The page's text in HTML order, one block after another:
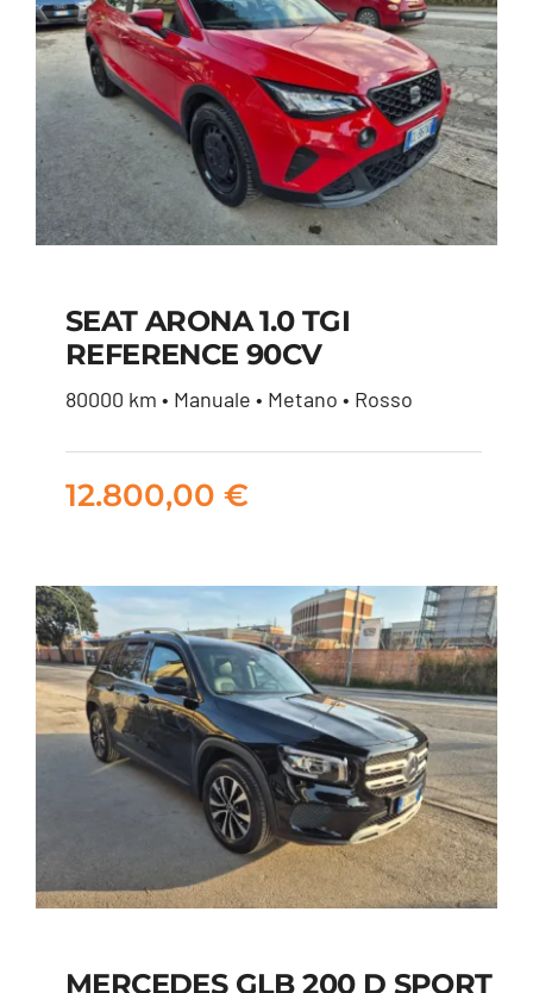
SEAT ARONA 1.0 TGI
12.800,00
SEAT ARONA 1.0 TGI
REFERENCE 90CV
80000 km • Manuale • Metano • Rosso
12.800,00 €
MERCEDES GLB 200 D SPORT